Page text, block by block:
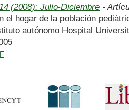
(2008): Julio-Diciembre -
el hogar de la población
autónomo Hospital